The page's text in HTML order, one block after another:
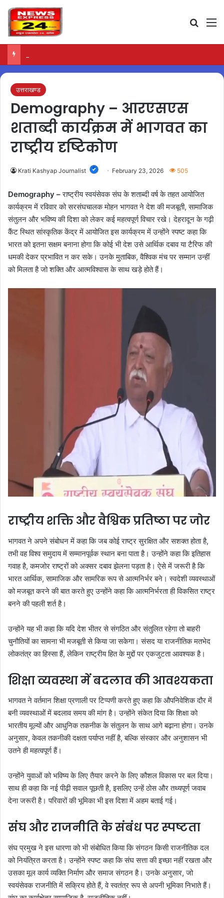
उत्तराखण्ड
Demography – आरएसएस
शताब्दी कार्यक्रम में भागवत का
राष्ट्रीय दृष्टिकोण
Krati Kashyap Journalist February 23, 2026 505
Demography –राष्ट्रीय स्वयंसेवक संघ के शताब्दी वर्ष के तहत आयोजित
कार्यक्रम में रविवार को सरसंघचालक मोहन भागवत ने देश की मजबूती, सामाजिक
संतुलन और भविष्य की दिशा को लेकर कई महत्वपूर्ण विचार रखे। देहरादून के गढ़ी
कैंट स्थित सांस्कृतिक केंद्र में आयोजित इस कार्यक्रम में उन्होंने स्पष्ट कहा कि
भारत को इतना सक्षम बनाना होगा कि कोई भी देश उसे आर्थिक दबाव या टैरिफ की
धमकी देकर प्रभावित न कर सके। उनके मुताबिक, वैश्विक मंच पर सम्मान उन्हीं
को मिलता है जो शक्ति और आत्मविश्वास के साथ खड़े होते हैं।
राष्ट्रीय शक्ति और वैश्विक प्रतिष्ठा पर जोर
भागवत ने अपने संबोधन में कहा कि जब कोई राष्ट्र सुरक्षित और सशक्त होता है,
तभी वह विश्व समुदाय में सम्मानपूर्वक स्थान बना पाता है। उन्होंने कहा कि इतिहास
गवाह है, कमजोर राष्ट्रों को अक्सर दबाव झेलना पड़ता है। ऐसे में जरूरी है कि
भारत आर्थिक, सामाजिक और सामरिक रूप से आत्मनिर्भर बने। स्वदेशी व्यवस्थाओं
को मजबूत करने की बात करते हुए उन्होंने कहा कि आत्मनिर्भरता ही विकसित राष्ट्र
बनने की पहली शर्त है।
उन्होंने यह भी कहा कि यदि देश भीतर से संगठित और संतुलित रहेगा तो बाहरी
चुनौतियों का सामना भी मजबूती से किया जा सकेगा। संसद या राजनीतिक मतभेद
लोकतंत्र का हिस्सा हैं, लेकिन राष्ट्रीय हित के मुद्दों पर एकजुटता आवश्यक है।
शिक्षा व्यवस्था में बदलाव की आवश्यकता
भागवत ने वर्तमान शिक्षा प्रणाली पर टिप्पणी करते हुए कहा कि औपनिवेशिक दौर में
बनी व्यवस्थाओं में बदलाव समय की मांग है। उन्होंने संकेत दिया कि शिक्षा को
भारतीय मूल्यों और आधुनिक तकनीक के संतुलन के साथ आगे बढ़ाना होगा। उनके
अनुसार, केवल तकनीकी दक्षता पर्याप्त नहीं है, बल्कि संस्कार और अनुशासन भी
उतने ही महत्वपूर्ण हैं।
उन्होंने युवाओं को भविष्य के लिए तैयार करने के लिए कौशल विकास पर बल दिया।
साथ ही कहा कि नई पीढ़ी सवाल पूछती है, इसलिए उन्हें ठोस और तथ्यपूर्ण जवाब
देना जरूरी है। परिवारों की भूमिका भी इस दिशा में अहम बताई गई।
संघ और राजनीति के संबंध पर स्पष्टता
संघ प्रमुख ने इस धारणा को भी संबोधित किया कि संगठन किसी राजनीतिक दल
को नियंत्रित करता है। उन्होंने स्पष्ट कहा कि संघ सत्ता की इच्छा नहीं रखता और
उसका मूल कार्य व्यक्ति निर्माण और समाज संगठन है। उनके अनुसार, जो
स्वयंसेवक राजनीति में सक्रिय होते हैं, वे स्वतंत्र रूप से अपनी भूमिका निभाते हैं।